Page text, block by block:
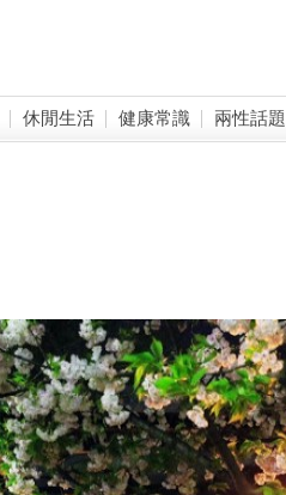
休閒生活 健康常識 兩性話題